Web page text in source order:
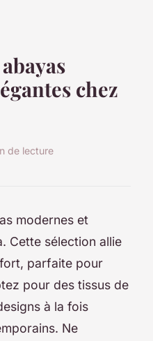
chez
de lecture
modernes et
Cette sélection allie
parfaite pour
pour des tissus de
à la fois
Ne